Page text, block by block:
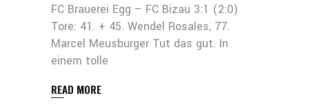
FC Brauerei Egg – FC Bizau 3:1 (2:0)
Tore: 41. + 45. Wendel Rosales, 77.
Marcel Meusburger Tut das gut. In
einem tolle
READ MORE